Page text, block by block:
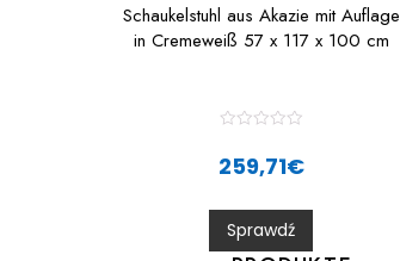
Schaukelstuhl aus Akazie mit Auflage
in Cremeweiß 57 x 117 x 100 cm
t
0
o
u
t
259,71€
Sprawdź